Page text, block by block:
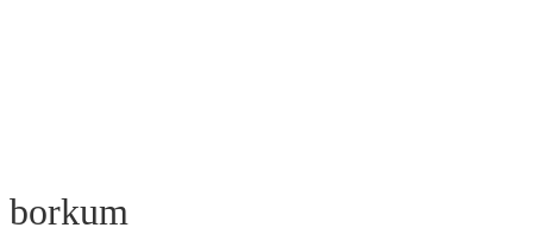
borkum